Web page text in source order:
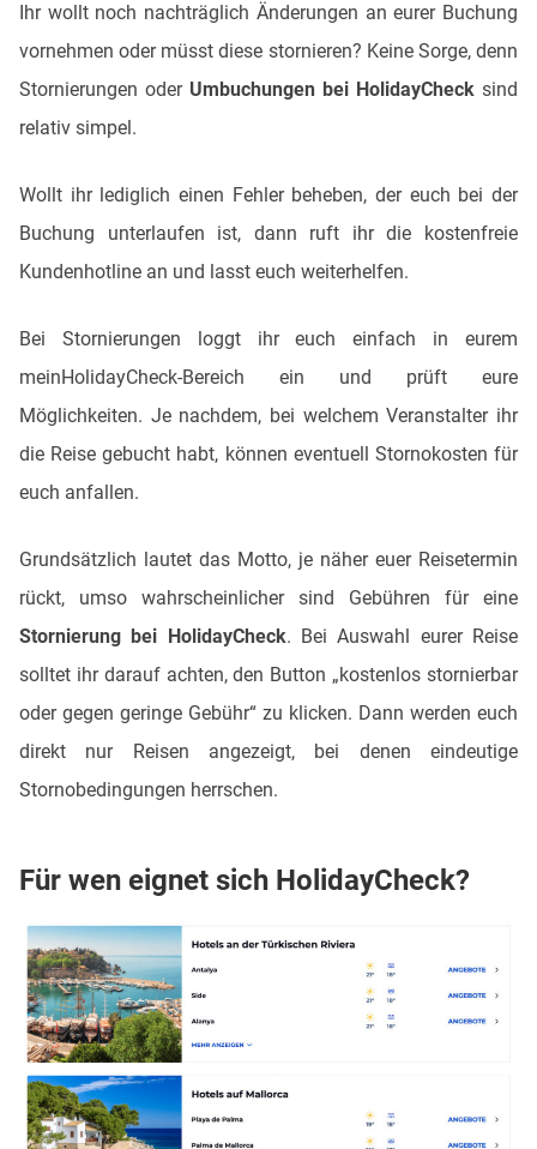
Ihr wollt noch nachträglich Änderungen an eurer Buchung
vornehmen oder müsst diese stornieren? Keine Sorge, denn
Stornierungen oderUmbuchungen bei HolidayCheck sind
relativ simpel.
Wollt ihr lediglich einen Fehler beheben, der euch bei der
Buchung unterlaufen ist, dann ruft ihr die kostenfreie
Kundenhotline an und lasst euch weiterhelfen.
Bei Stornierungen loggt ihr euch einfach in eurem
meinHolidayCheck-Bereich ein und prüft eure
Möglichkeiten. Je nachdem, bei welchem Veranstalter ihr
die Reise gebucht habt, können eventuell Stornokosten für
euch anfallen.
Grundsätzlich lautet das Motto, je näher euer Reisetermin
rückt, umso wahrscheinlicher sind Gebühren für eine
Stornierung bei HolidayCheck. Bei Auswahl eurer Reise
solltet ihr darauf achten, den Button „kostenlos stornierbar
oder gegen geringe Gebühr“ zu klicken. Dann werden euch
direkt nur Reisen angezeigt, bei denen eindeutige
Stornobedingungen herrschen.
Für wen eignet sich HolidayCheck?